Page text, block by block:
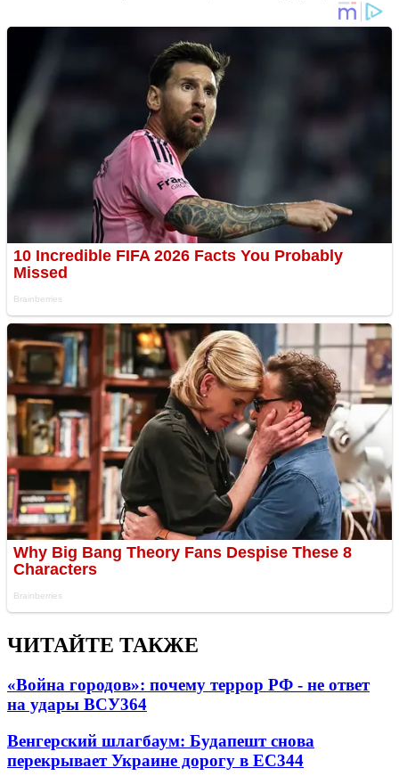
ЧИТАЙТЕ ТАКЖЕ
«Война городов»: почему террор РФ - не ответ
на удары ВСУ364
Венгерский шлагбаум: Будапешт снова
перекрывает Украине дорогу в ЕС344